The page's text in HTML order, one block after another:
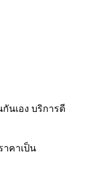
นเอง บริการดี